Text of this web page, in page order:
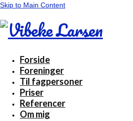
Skip to Main Content
Forside
Foreninger
Til fagpersoner
Priser
Referencer
Om mig